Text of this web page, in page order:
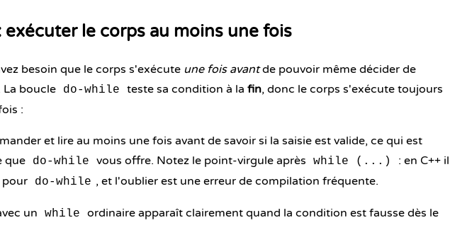
exécuter le corps au moins une fois
besoin que le corps s'exécute une fois avantde pouvoir même décider de
La boucle
do-while teste sa condition à la fin, donc le corps s'exécute toujours
:
et lire au moins une fois avant de savoir si la saisie est valide, ce qui est
que
do-while vous offre. Notez le point-virgule après while (...)
: en C++ il
pour do-while , et l'oublier est une erreur de compilation fréquente.
un while
ordinaire apparaît clairement quand la condition est fausse dès le